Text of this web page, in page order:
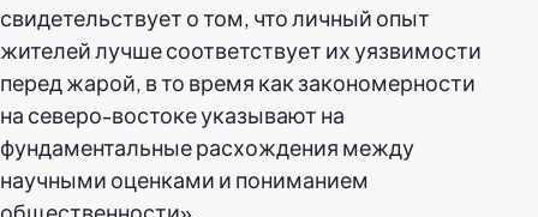
свидетельствует о том, что личный опыт
жителей лучше соответствует их уязвимости
перед жарой, в то время как закономерности
на северо-востоке указывают на
фундаментальные расхождения между
научными оценками и пониманием
общественности».